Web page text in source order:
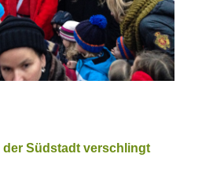
der Südstadt verschlingt